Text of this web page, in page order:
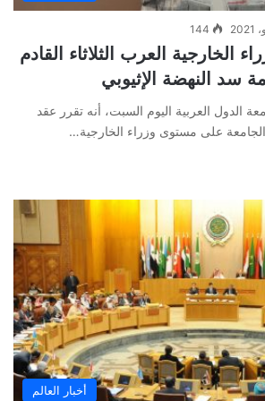
144
الخارجية العرب الثلاثاء القادم
سد النهضة الإثيوبي
الدول العربية اليوم السبت، أنه تقرر عقد
على مستوى وزراء الخارجية…
أخبار العالم